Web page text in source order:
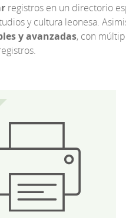
registros en un directorio
y cultura leonesa.
y avanzadas, con